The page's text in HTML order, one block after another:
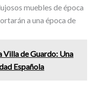
muebles de época
a una época de
Villa de Guardo: Una
Española